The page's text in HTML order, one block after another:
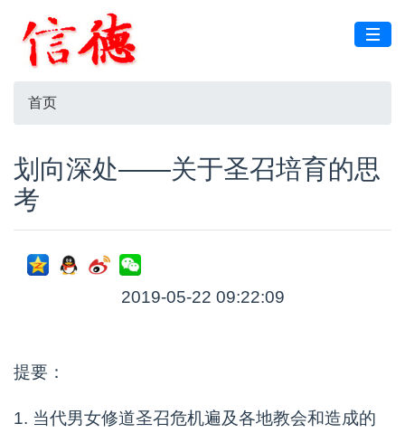
首页
划向深处——关于圣召培育的思
考
2019-05-22 09:22:09
提要：
1. 当代男女修道圣召危机遍及各地教会和造成的